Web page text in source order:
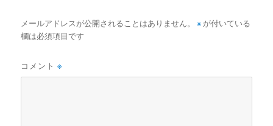
メールアドレスが公開されることはありません。 ※ が付いている
欄は必須項目です
コメント※